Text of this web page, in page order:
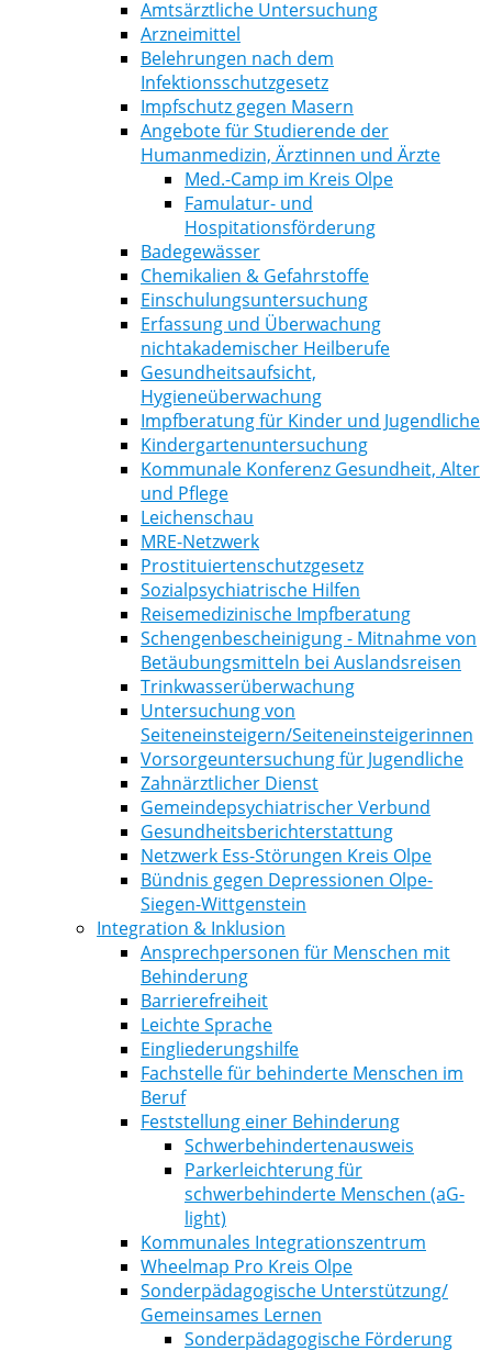
Amtsärztliche Untersuchung
Arzneimittel
Belehrungen nach dem
Infektionsschutzgesetz
Impfschutz gegen Masern
Angebote für Studierende der
Humanmedizin, Ärztinnen und Ärzte
Med.-Camp im Kreis Olpe
Famulatur- und
Hospitationsförderung
Badegewässer
Chemikalien & Gefahrstoffe
Einschulungsuntersuchung
Erfassung und Überwachung
nichtakademischer Heilberufe
Gesundheitsaufsicht,
Hygieneüberwachung
Impfberatung für Kinder und Jugendliche
Kindergartenuntersuchung
Kommunale Konferenz Gesundheit, Alter
und Pflege
Leichenschau
MRE-Netzwerk
Prostituiertenschutzgesetz
Sozialpsychiatrische Hilfen
Reisemedizinische Impfberatung
Schengenbescheinigung - Mitnahme von
Betäubungsmitteln bei Auslandsreisen
Trinkwasserüberwachung
Untersuchung von
Seiteneinsteigern/Seiteneinsteigerinnen
Vorsorgeuntersuchung für Jugendliche
Zahnärztlicher Dienst
Gemeindepsychiatrischer Verbund
Gesundheitsberichterstattung
Netzwerk Ess-Störungen Kreis Olpe
Bündnis gegen Depressionen Olpe-
Siegen-Wittgenstein
Integration & Inklusion
Ansprechpersonen für Menschen mit
Behinderung
Barrierefreiheit
Leichte Sprache
Eingliederungshilfe
Fachstelle für behinderte Menschen im
Beruf
Feststellung einer Behinderung
Schwerbehindertenausweis
Parkerleichterung für
schwerbehinderte Menschen (aG-
light)
Kommunales Integrationszentrum
Wheelmap Pro Kreis Olpe
Sonderpädagogische Unterstützung/
Gemeinsames Lernen
Sonderpädagogische Förderung